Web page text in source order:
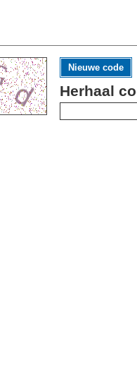
Nieuwe code
Herhaal